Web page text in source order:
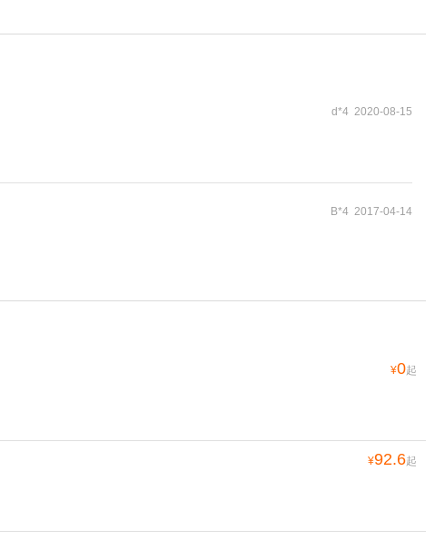
d*4 2020-08-15
B*4 2017-04-14
¥0起
¥92.6起